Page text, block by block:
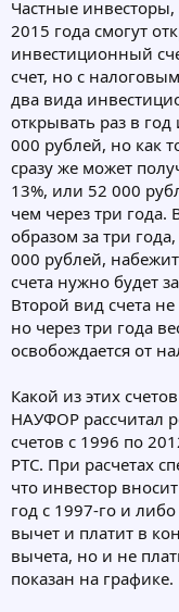
Частные
2015 года смогут
инвестиционный
счет, но с
два вида
открывать раз в
000 рублей, но как
сразу же может
13%, или 52 000
чем через три года.
образом за три
000 рублей,
счета нужно будет
Второй вид счета
но через три года
освобождается от
Какой из этих
НАУФОР рассчитал
счетов с 1996 по
РТС. При расчетах
что инвестор
год с 1997-го и
вычет и платит в
вычета, но и не
показан на графике.